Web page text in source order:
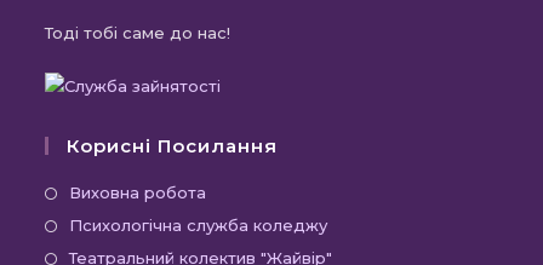
Тоді тобі саме до нас!
Корисні Посилання
Виховна робота
в
новій
Психологічна служба коледжуВідкриється
в
Театральний колектив "Жайвір"